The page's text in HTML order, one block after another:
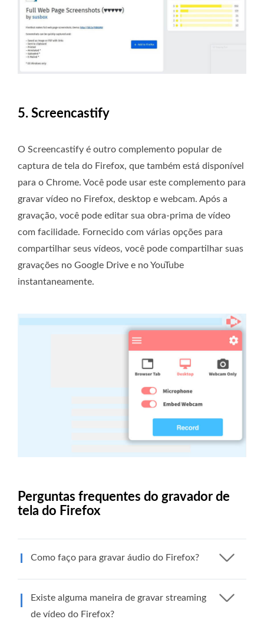
5. Screencastify
O Screencastify é outro complemento popular de
captura de tela do Firefox, que também está disponível
para o Chrome. Você pode usar este complemento para
gravar vídeo no Firefox, desktop e webcam. Após a
gravação, você pode editar sua obra-prima de vídeo
com facilidade. Fornecido com várias opções para
compartilhar seus vídeos, você pode compartilhar suas
gravações no Google Drive e no YouTube
instantaneamente.
Perguntas frequentes do gravador de
tela do Firefox
Como faço para gravar áudio do Firefox?
Existe alguma maneira de gravar streaming
de vídeo do Firefox?